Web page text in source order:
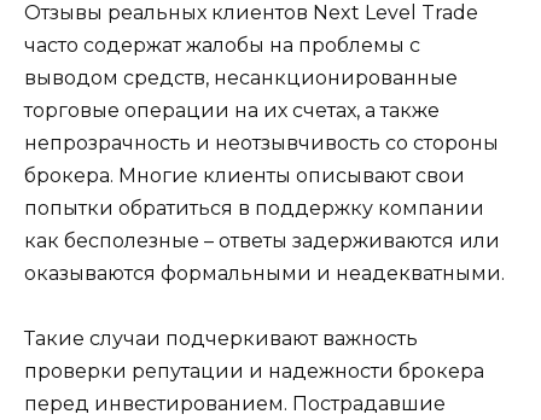
Отзывы реальных клиентов Next Level Trade
часто содержат жалобы на проблемы с
выводом средств, несанкционированные
торговые операции на их счетах, а также
непрозрачность и неотзывчивость со стороны
брокера. Многие клиенты описывают свои
попытки обратиться в поддержку компании
как бесполезные – ответы задерживаются или
оказываются формальными и неадекватными.
Такие случаи подчеркивают важность
проверки репутации и надежности брокера
перед инвестированием. Пострадавшие